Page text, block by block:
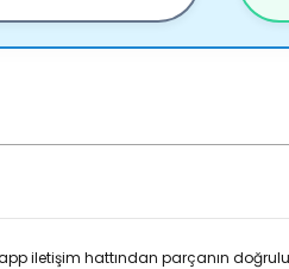
iletişim hattından parçanın